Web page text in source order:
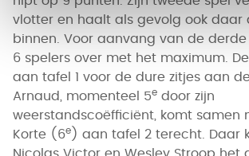
vlotter en haalt als gevolg ook daar
binnen. Voor aanvang van de
6 spelers over met het maximum.
aan tafel 1 voor de dure zitjes aan
Arnaud, momenteel 5e door zijn
weerstandscoëfficiënt, komt samen
Korte (6e ) aan tafel 2 terecht. Daar